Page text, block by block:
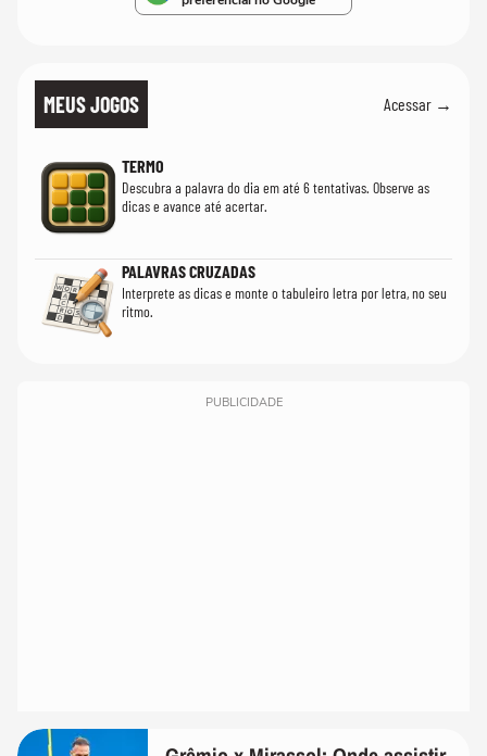
MEUS JOGOS Acessar →
TERMO
Descubra a palavra do dia em até 6 tentativas. Observe as
dicas e avance até acertar.
PALAVRAS CRUZADAS
Interprete as dicas e monte o tabuleiro letra por letra, no seu
ritmo.
PUBLICIDADE